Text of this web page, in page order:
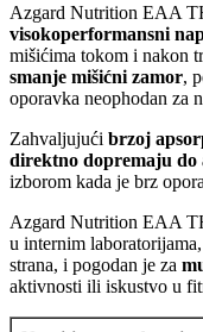
Azgard Nutrition EAA
visokoperformansni
mišićima tokom i nakon
smanje mišićni zamor,
oporavka neophodan za
Zahvaljujući brzoj
direktno dopremaju do
izborom kada je brz
Azgard Nutrition EAA
u internim
strana, i pogodan je za
aktivnosti ili iskustvo u